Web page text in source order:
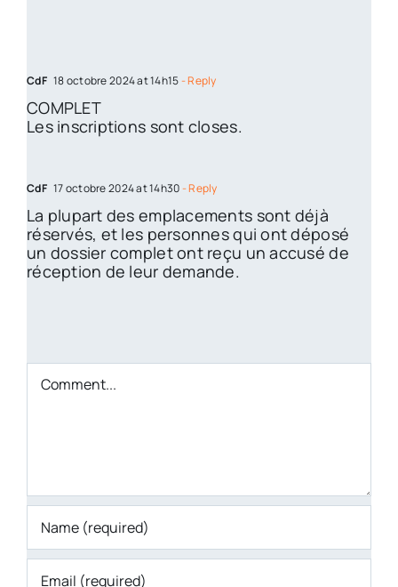
CdF 18 octobre 2024 at 14h15- Reply
COMPLET
Les inscriptions sont closes.
CdF 17 octobre 2024 at 14h30- Reply
La plupart des emplacements sont déjà
réservés, et les personnes qui ont déposé
un dossier complet ont reçu un accusé de
réception de leur demande.
Comment